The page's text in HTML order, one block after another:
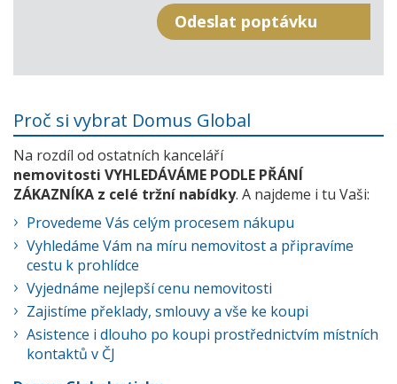
Proč si vybrat Domus Global
Na rozdíl od ostatních kanceláří
nemovitosti VYHLEDÁVÁME PODLE PŘÁNÍ
ZÁKAZNÍKA z celé tržní nabídky. A najdeme i tu Vaši:
Provedeme Vás celým procesem nákupu
Vyhledáme Vám na míru nemovitost a připravíme
cestu k prohlídce
Vyjednáme nejlepší cenu nemovitosti
Zajistíme překlady, smlouvy a vše ke koupi
Asistence i dlouho po koupi prostřednictvím místních
kontaktů v ČJ